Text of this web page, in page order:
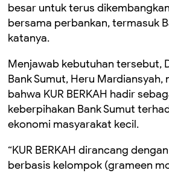
besar untuk terus
bersama perbankan, termasuk
katanya.
Menjawab kebutuhan tersebut,
Bank Sumut, Heru Mardiansyah,
bahwa KUR BERKAH hadir
keberpihakan Bank Sumut
ekonomi masyarakat kecil.
“KUR BERKAH dirancang
berbasis kelompok (grameen